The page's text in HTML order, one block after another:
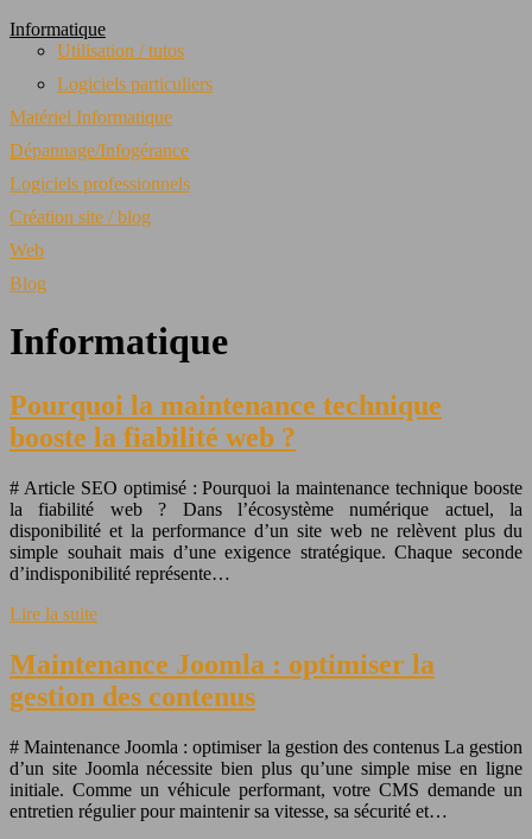
Informatique
Utilisation / tutos
Logiciels particuliers
Matériel Informatique
Dépannage/Infogérance
Logiciels professionnels
Création site / blog
Web
Blog
Informatique
Pourquoi la maintenance technique
booste la fiabilité web ?
# Article SEO optimisé : Pourquoi la maintenance technique booste
la fiabilité web ? Dans l’écosystème numérique actuel, la
disponibilité et la performance d’un site web ne relèvent plus du
simple souhait mais d’une exigence stratégique. Chaque seconde
d’indisponibilité représente…
Lire la suite
Maintenance Joomla : optimiser la
gestion des contenus
# Maintenance Joomla : optimiser la gestion des contenus La gestion
d’un site Joomla nécessite bien plus qu’une simple mise en ligne
initiale. Comme un véhicule performant, votre CMS demande un
entretien régulier pour maintenir sa vitesse, sa sécurité et…